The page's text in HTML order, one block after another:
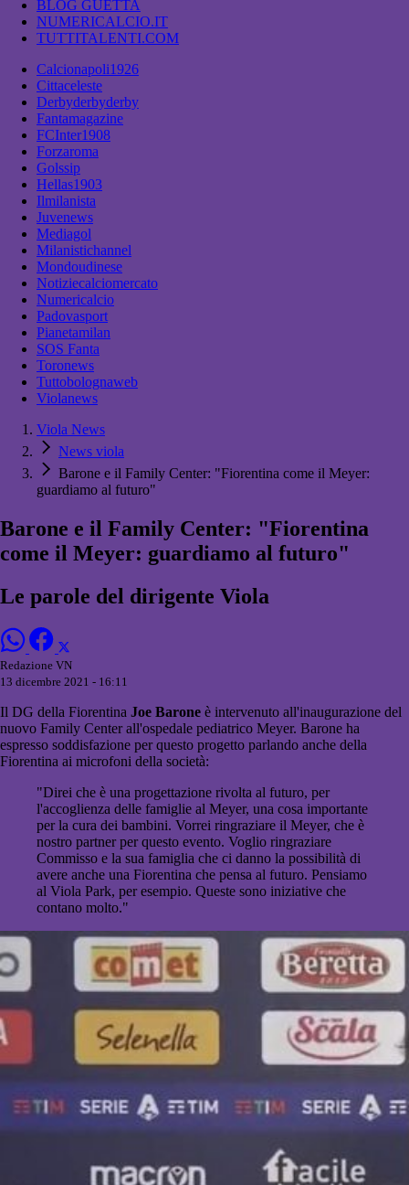
BLOG GUETTA
NUMERICALCIO.IT
TUTTITALENTI.COM
Calcionapoli1926
Cittaceleste
Derbyderbyderby
Fantamagazine
FCInter1908
Forzaroma
Golssip
Hellas1903
Ilmilanista
Juvenews
Mediagol
Milanistichannel
Mondoudinese
Notiziecalciomercato
Numericalcio
Padovasport
Pianetamilan
SOS Fanta
Toronews
Tuttobolognaweb
Violanews
Viola News
News viola
Barone e il Family Center: "Fiorentina come il Meyer:
guardiamo al futuro"
Barone e il Family Center: "Fiorentina
come il Meyer: guardiamo al futuro"
Le parole del dirigente Viola
Redazione VN
13 dicembre 2021 - 16:11
Il DG della Fiorentina Joe Barone è intervenuto all'inaugurazione del
nuovo Family Center all'ospedale pediatrico Meyer. Barone ha
espresso soddisfazione per questo progetto parlando anche della
Fiorentina ai microfoni della società:
"Direi che è una progettazione rivolta al futuro, per
l'accoglienza delle famiglie al Meyer, una cosa importante
per la cura dei bambini. Vorrei ringraziare il Meyer, che è
nostro partner per questo evento. Voglio ringraziare
Commisso e la sua famiglia che ci danno la possibilità di
avere anche una Fiorentina che pensa al futuro. Pensiamo
al Viola Park, per esempio. Queste sono iniziative che
contano molto."